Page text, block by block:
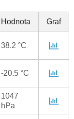
Hodnota Graf
38.2 °C
-20.5 °C
1047
hPa